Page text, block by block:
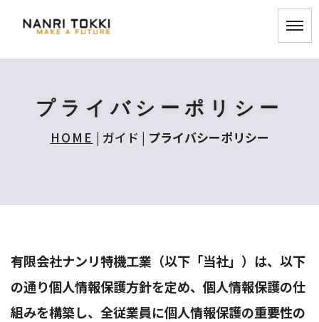
プライバシーポリシー
HOME | ガイド | プライバシーポリシー
有限会社ナンリ特機工業（以下「当社」）は、以下
の通り個人情報保護方針を定め、個人情報保護の仕
組みを構築し、全従業員に個人情報保護の重要性の